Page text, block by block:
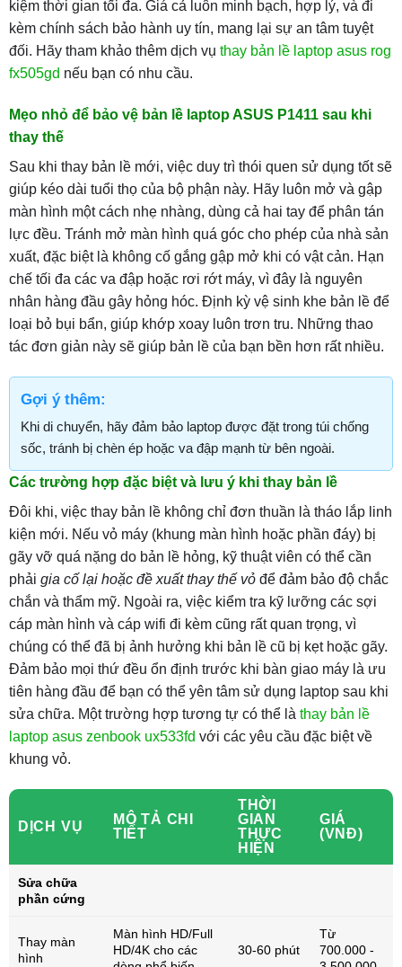
kiệm thời gian tối đa. Giá cả luôn minh bạch, hợp lý, và đi
kèm chính sách bảo hành uy tín, mang lại sự an tâm tuyệt
đối. Hãy tham khảo thêm dịch vụ thay bản lề laptop asus rog
fx505gd nếu bạn có nhu cầu.
Mẹo nhỏ để bảo vệ bản lề laptop ASUS P1411 sau khi
thay thế
Sau khi thay bản lề mới, việc duy trì thói quen sử dụng tốt sẽ
giúp kéo dài tuổi thọ của bộ phận này. Hãy luôn mở và gập
màn hình một cách nhẹ nhàng, dùng cả hai tay để phân tán
lực đều. Tránh mở màn hình quá góc cho phép của nhà sản
xuất, đặc biệt là không cố gắng gập mở khi có vật cản. Hạn
chế tối đa các va đập hoặc rơi rớt máy, vì đây là nguyên
nhân hàng đầu gây hỏng hóc. Định kỳ vệ sinh khe bản lề để
loại bỏ bụi bẩn, giúp khớp xoay luôn trơn tru. Những thao
tác đơn giản này sẽ giúp bản lề của bạn bền hơn rất nhiều.
Gợi ý thêm:
Khi di chuyển, hãy đảm bảo laptop được đặt trong túi chống
sốc, tránh bị chèn ép hoặc va đập mạnh từ bên ngoài.
Các trường hợp đặc biệt và lưu ý khi thay bản lề
Đôi khi, việc thay bản lề không chỉ đơn thuần là tháo lắp linh
kiện mới. Nếu vỏ máy (khung màn hình hoặc phần đáy) bị
gãy vỡ quá nặng do bản lề hỏng, kỹ thuật viên có thể cần
phải gia cố lại hoặc đề xuất thay thế vỏđể đảm bảo độ chắc
chắn và thẩm mỹ. Ngoài ra, việc kiểm tra kỹ lưỡng các sợi
cáp màn hình và cáp wifi đi kèm cũng rất quan trọng, vì
chúng có thể đã bị ảnh hưởng khi bản lề cũ bị kẹt hoặc gãy.
Đảm bảo mọi thứ đều ổn định trước khi bàn giao máy là ưu
tiên hàng đầu để bạn có thể yên tâm sử dụng laptop sau khi
sửa chữa. Một trường hợp tương tự có thể là thay bản lề
laptop asus zenbook ux533fd với các yêu cầu đặc biệt về
khung vỏ.
DỊCH VỤ
MÔ TẢ CHI
TIẾT
THỜI
GIAN
THỰC
HIỆN
GIÁ
(VNĐ)
Sửa chữa
phần cứng
Thay màn
hình
Màn hình HD/Full
HD/4K cho các
30-60 phút
Từ
700.000 -